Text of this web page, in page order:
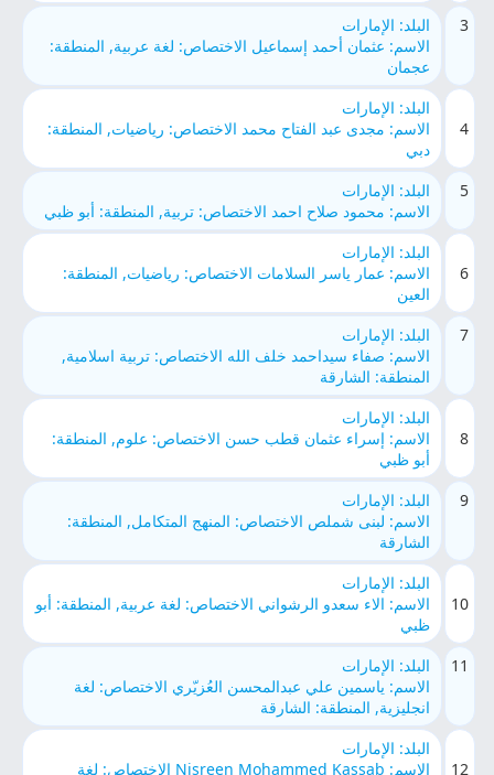
3
البلد: الإمارات
الاسم: عثمان أحمد إسماعيل الاختصاص: لغة عربية, المنطقة:
عجمان
4
البلد: الإمارات
الاسم: مجدى عبد الفتاح محمد الاختصاص: رياضيات, المنطقة:
دبي
5
البلد: الإمارات
الاسم: محمود صلاح احمد الاختصاص: تربية, المنطقة: أبو ظبي
6
البلد: الإمارات
الاسم: عمار ياسر السلامات الاختصاص: رياضيات, المنطقة:
العين
7
البلد: الإمارات
الاسم: صفاء سيداحمد خلف الله الاختصاص: تربية اسلامية,
المنطقة: الشارقة
8
البلد: الإمارات
الاسم: إسراء عثمان قطب حسن الاختصاص: علوم, المنطقة:
أبو ظبي
9
البلد: الإمارات
الاسم: لبنى شملص الاختصاص: المنهج المتكامل, المنطقة:
الشارقة
10
البلد: الإمارات
الاسم: الاء سعدو الرشواني الاختصاص: لغة عربية, المنطقة: أبو
ظبي
11
البلد: الإمارات
الاسم: ياسمين علي عبدالمحسن العُزيّري الاختصاص: لغة
انجليزية, المنطقة: الشارقة
12
البلد: الإمارات
الاسم: Nisreen Mohammed Kassab الاختصاص: لغة